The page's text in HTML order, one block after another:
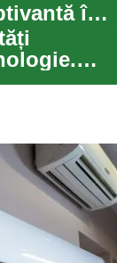
Pregătirea în Aviație: Calea către o Carieră Captivantă în Ceruri